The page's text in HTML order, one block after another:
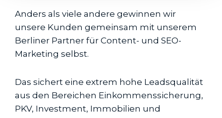
Anders als viele andere gewinnen wir
unsere Kunden gemeinsam mit unserem
Berliner Partner für Content- und SEO-
Marketing selbst.
Das sichert eine extrem hohe Leadsqualität
aus den Bereichen Einkommenssicherung,
PKV, Investment, Immobilien und